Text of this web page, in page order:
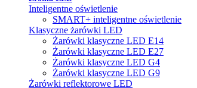
Inteligentne oświetlenie
SMART+ inteligentne oświetlenie
Klasyczne żarówki LED
Żarówki klasyczne LED E14
Żarówki klasyczne LED E27
Żarówki klasyczne LED G4
Żarówki klasyczne LED G9
Żarówki reflektorowe LED